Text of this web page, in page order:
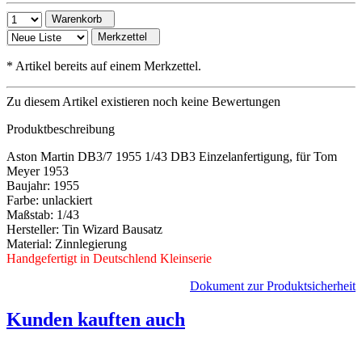
Warenkorb
Merkzettel
* Artikel bereits auf einem Merkzettel.
Zu diesem Artikel existieren noch keine Bewertungen
Produktbeschreibung
Aston Martin DB3/7 1955 1/43 DB3 Einzelanfertigung, für Tom
Meyer 1953
Baujahr: 1955
Farbe: unlackiert
Maßstab: 1/43
Hersteller: Tin Wizard Bausatz
Material: Zinnlegierung
Handgefertigt in Deutschlend Kleinserie
Dokument zur Produktsicherheit
Kunden kauften auch